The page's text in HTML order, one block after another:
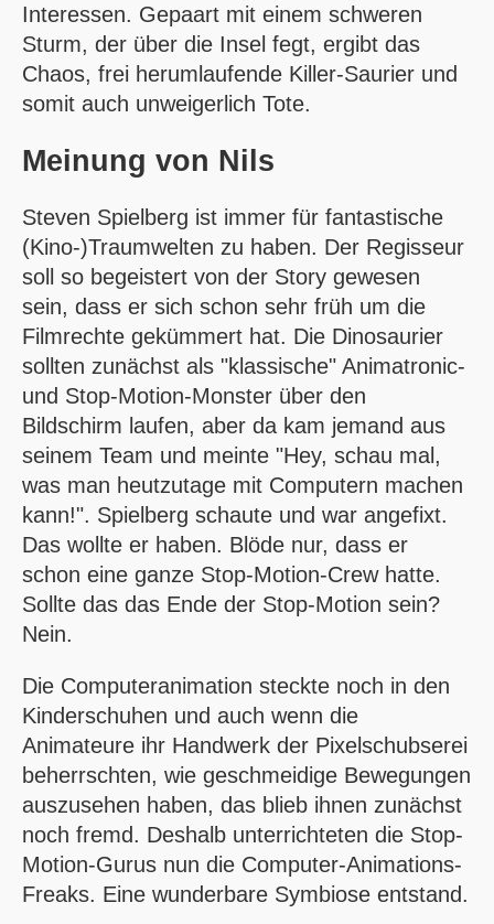
Interessen. Gepaart mit einem schweren
Sturm, der über die Insel fegt, ergibt das
Chaos, frei herumlaufende Killer-Saurier und
somit auch unweigerlich Tote.
Meinung von Nils
Steven Spielberg ist immer für fantastische
(Kino-)Traumwelten zu haben. Der Regisseur
soll so begeistert von der Story gewesen
sein, dass er sich schon sehr früh um die
Filmrechte gekümmert hat. Die Dinosaurier
sollten zunächst als "klassische" Animatronic-
und Stop-Motion-Monster über den
Bildschirm laufen, aber da kam jemand aus
seinem Team und meinte "Hey, schau mal,
was man heutzutage mit Computern machen
kann!". Spielberg schaute und war angefixt.
Das wollte er haben. Blöde nur, dass er
schon eine ganze Stop-Motion-Crew hatte.
Sollte das das Ende der Stop-Motion sein?
Nein.
Die Computeranimation steckte noch in den
Kinderschuhen und auch wenn die
Animateure ihr Handwerk der Pixelschubserei
beherrschten, wie geschmeidige Bewegungen
auszusehen haben, das blieb ihnen zunächst
noch fremd. Deshalb unterrichteten die Stop-
Motion-Gurus nun die Computer-Animations-
Freaks. Eine wunderbare Symbiose entstand.